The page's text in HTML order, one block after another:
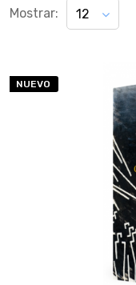
Mostrar: 12
NUEVO